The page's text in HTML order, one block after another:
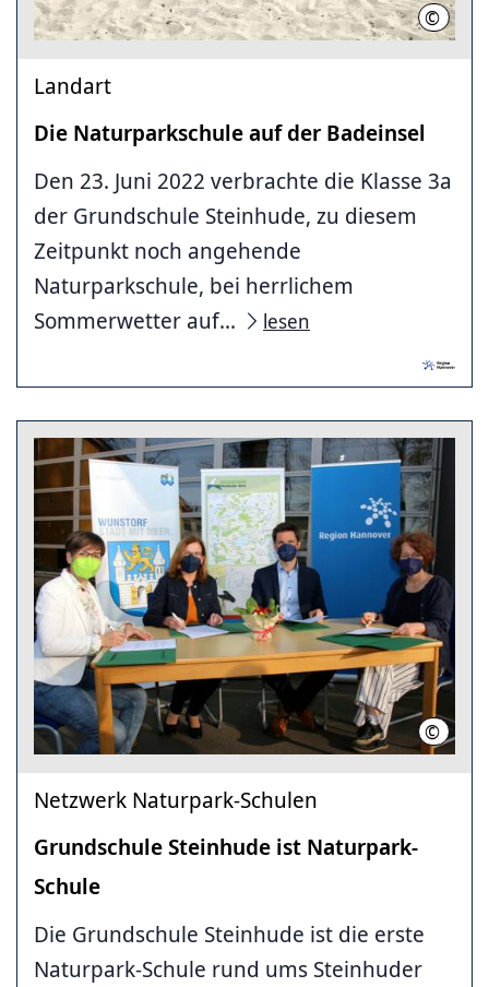
©
Landart
Die Naturparkschule auf der Badeinsel
Den 23. Juni 2022 verbrachte die Klasse 3a
der Grundschule Steinhude, zu diesem
Zeitpunkt noch angehende
Naturparkschule, bei herrlichem
Sommerwetter auf...
lesen
©
Netzwerk Naturpark-Schulen
Grundschule Steinhude ist Naturpark-
Schule
Die Grundschule Steinhude ist die erste
Naturpark-Schule rund ums Steinhuder